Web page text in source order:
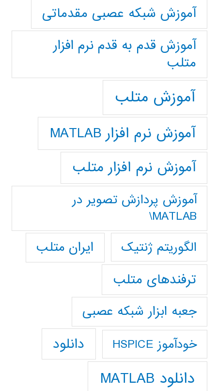
آموزش شبکه عصبی مقدماتی
آموزش قدم به قدم نرم افزار
متلب
آموزش متلب
آموزش نرم افزار MATLAB
آموزش نرم افزار متلب
آموزش پردازش تصوير در
MATLAB\
الگوریتم ژنتیک
ایران متلب
ترفندهای متلب
جعبه ابزار شبکه عصبی
خودآموز HSPICE دانلود
دانلود MATLAB